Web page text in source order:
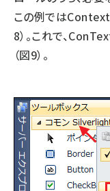
この例では
8）。これで、
（図9）。